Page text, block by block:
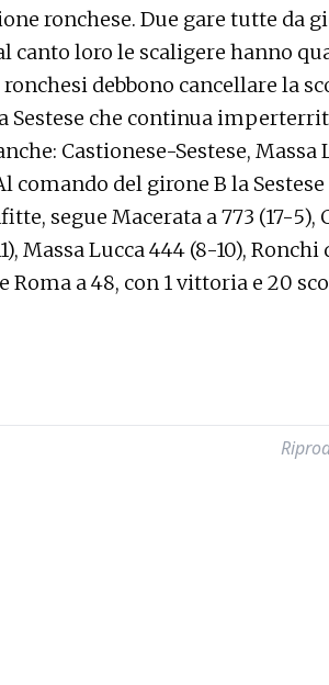
ronchese. Due gare tutte da
canto loro le scaligere hanno
debbono cancellare la
Sestese che continua
Castionese-Sestese, Massa
comando del girone B la Sestese
segue Macerata a 773 (17-5),
Massa Lucca 444 (8-10),
Roma a 48, con 1 vittoria e 20